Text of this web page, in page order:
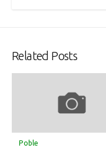
Related Posts
Poble